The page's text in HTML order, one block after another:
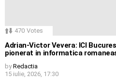
470 Votes
Adrian-Victor Vevera: ICI
pionerat in informatica
by Redactia
15 iulie, 2026, 17:30